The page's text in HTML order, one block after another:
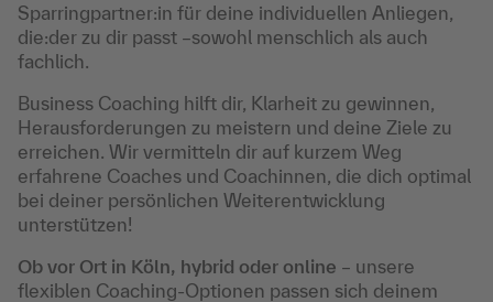
Sparringpartner:in für deine individuellen Anliegen,
die:der zu dir passt –sowohl menschlich als auch
fachlich.
Business Coaching hilft dir, Klarheit zu gewinnen,
Herausforderungen zu meistern und deine Ziele zu
erreichen. Wir vermitteln dir auf kurzem Weg
erfahrene Coaches und Coachinnen, die dich optimal
bei deiner persönlichen Weiterentwicklung
unterstützen!
Ob vor Ort in Köln, hybrid oder online – unsere
flexiblen Coaching-Optionen passen sich deinem